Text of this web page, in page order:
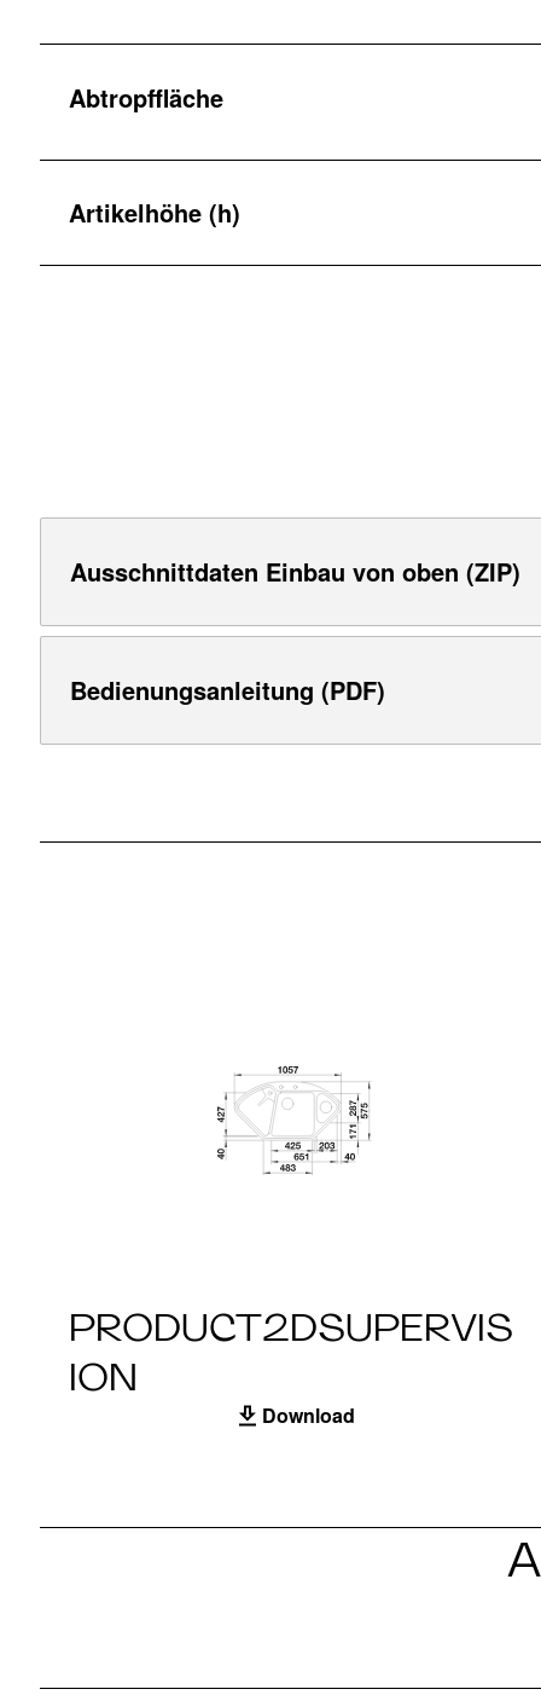
Abtropffläche
Artikelhöhe (h)
Ausschnittdaten Einbau von oben (ZIP)
Bedienungsanleitung (PDF)
PRODUCT2DSUPERVIS
ION
Download